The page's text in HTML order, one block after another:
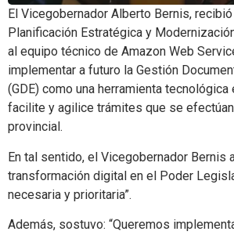
El Vicegobernador Alberto Bernis,
Planificación Estratégica y
al equipo técnico de Amazon Web
implementar a futuro la Gestión
(GDE) como una herramienta
facilite y agilice trámites que se
provincial.
En tal sentido, el Vicegobernador Bernis
transformación digital en el Poder
necesaria y prioritaria”.
Además, sostuvo: “Queremos